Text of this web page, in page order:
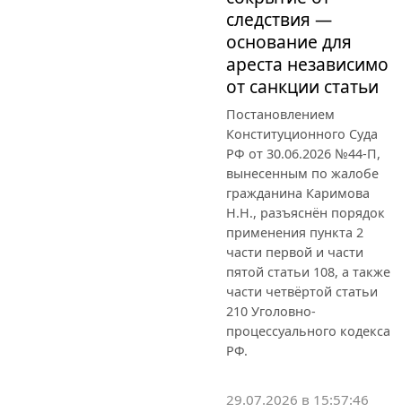
следствия —
основание для
ареста независимо
от санкции статьи
Постановлением
Конституционного Суда
РФ от 30.06.2026 №44-П,
вынесенным по жалобе
гражданина Каримова
Н.Н., разъяснён порядок
применения пункта 2
части первой и части
пятой статьи 108, а также
части четвёртой статьи
210 Уголовно-
процессуального кодекса
РФ.
29.07.2026 в 15:57:46